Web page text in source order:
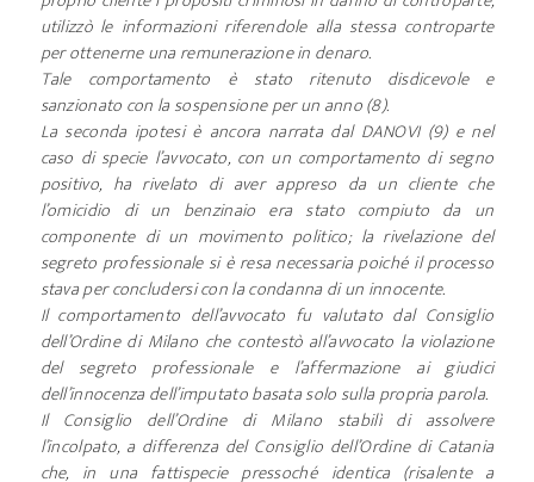
utilizzò le informazioni riferendole alla stessa controparte
per ottenerne una remunerazione in denaro.
Tale comportamento è stato ritenuto disdicevole e
sanzionato con la sospensione per un anno (8).
La seconda ipotesi è ancora narrata dal DANOVI (9) e nel
caso di specie l’avvocato, con un comportamento di segno
positivo, ha rivelato di aver appreso da un cliente che
l’omicidio di un benzinaio era stato compiuto da un
componente di un movimento politico; la rivelazione del
segreto professionale si è resa necessaria poiché il processo
stava per concludersi con la condanna di un innocente.
Il comportamento dell’avvocato fu valutato dal Consiglio
dell’Ordine di Milano che contestò all’avvocato la violazione
del segreto professionale e l’affermazione ai giudici
dell’innocenza dell’imputato basata solo sulla propria parola.
Il Consiglio dell’Ordine di Milano stabilì di assolvere
l’incolpato, a differenza del Consiglio dell’Ordine di Catania
che, in una fattispecie pressoché identica (risalente a